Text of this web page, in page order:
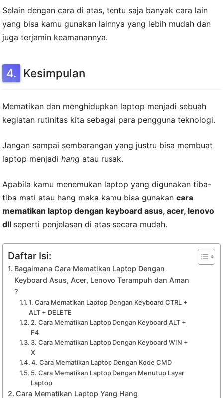
Selain dengan cara di atas, tentu saja banyak cara lain
yang bisa kamu gunakan lainnya yang lebih mudah dan
juga terjamin keamanannya.
Kesimpulan
Mematikan dan menghidupkan laptop menjadi sebuah
kegiatan rutinitas kita sebagai para pengguna teknologi.
Jangan sampai sembarangan yang justru bisa membuat
laptop menjadi hang atau rusak.
Apabila kamu menemukan laptop yang digunakan tiba-
tiba mati atau hang maka kamu bisa gunakan cara
mematikan laptop dengan keyboard asus, acer, lenovo
dll seperti penjelasan di atas secara mudah.
Daftar Isi:
Bagaimana Cara Mematikan Laptop Dengan
Keyboard Asus, Acer, Lenovo Terampuh dan Aman
?
1. Cara Mematikan Laptop Dengan Keyboard CTRL +
ALT + DELETE
2. Cara Mematikan Laptop Dengan Keyboard ALT +
F4
3. Cara Mematikan Laptop Dengan Keyboard WIN +
X
4. Cara Mematikan Laptop Dengan Kode CMD
5. Cara Mematikan Laptop Dengan Menutup Layar
Laptop
Cara Mematikan Laptop Yang Hang